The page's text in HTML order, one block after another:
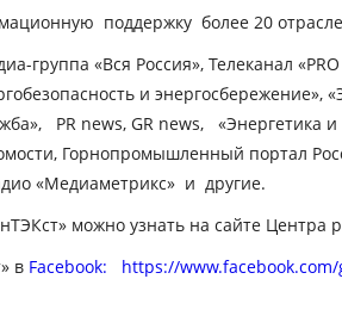
поддержку более 20
группа «Вся Россия», Телеканал
и энергосбережение»,
PR news, GR news, «Энергетика
Горнопромышленный портал
«Медиаметрикс» и другие.
можно узнать на сайте Центра
в Facebook: https://